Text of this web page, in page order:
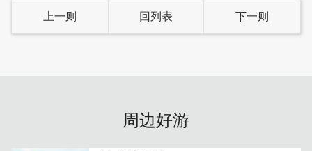
上一则 回列表 下一则
周边好游